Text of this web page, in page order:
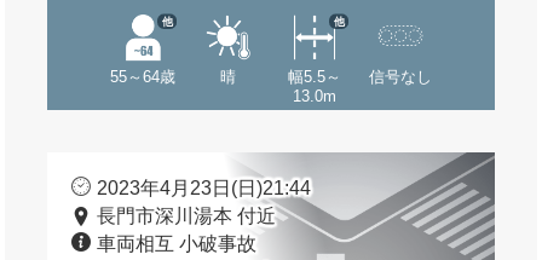
55～64歳
他
晴
幅5.5～
13.0m
他
信号なし
2023年4月23日(日)21:44
長門市深川湯本 付近
車両相互 小破事故